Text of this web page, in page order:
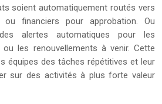
soient automatiquement routés vers
ou financiers pour approbation. Ou
alertes automatiques pour les
les renouvellements à venir. Cette
équipes des tâches répétitives et leur
sur des activités à plus forte valeur